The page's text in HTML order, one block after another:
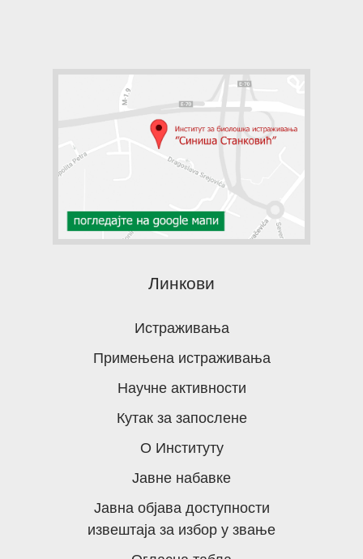
Линкови
Истраживања
Примењена истраживања
Научне активности
Кутак за запослене
О Институту
Јавне набавке
Јавна објава доступности
извештаја за избор у звање